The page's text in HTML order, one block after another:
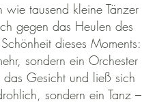
tausend kleine Tänzer
gegen das Heulen des
dieses Moments:
sondern ein Orchester
Gesicht und ließ sich
sondern ein Tanz –